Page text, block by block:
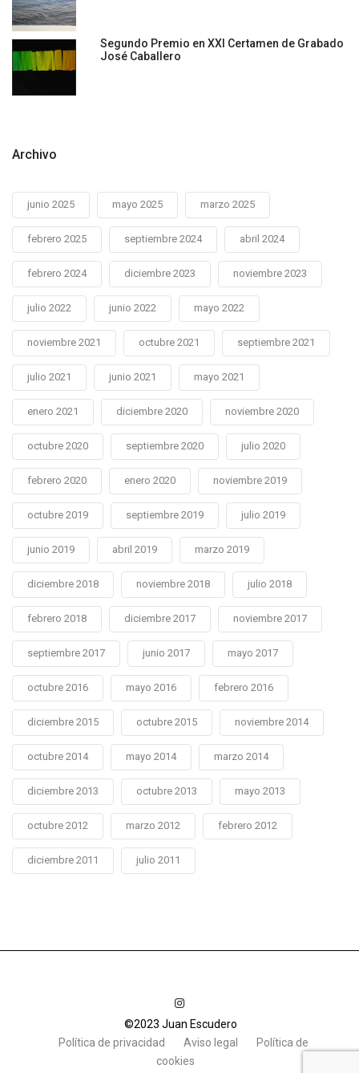
Segundo Premio en XXI Certamen de Grabado
José Caballero
Archivo
junio 2025 mayo 2025 marzo 2025
febrero 2025 septiembre 2024 abril 2024
febrero 2024 diciembre 2023 noviembre 2023
julio 2022 junio 2022 mayo 2022
noviembre 2021 octubre 2021 septiembre 2021
julio 2021 junio 2021 mayo 2021
enero 2021 diciembre 2020 noviembre 2020
octubre 2020 septiembre 2020 julio 2020
febrero 2020 enero 2020 noviembre 2019
octubre 2019 septiembre 2019 julio 2019
junio 2019 abril 2019 marzo 2019
diciembre 2018 noviembre 2018 julio 2018
febrero 2018 diciembre 2017 noviembre 2017
septiembre 2017 junio 2017 mayo 2017
octubre 2016 mayo 2016 febrero 2016
diciembre 2015 octubre 2015 noviembre 2014
octubre 2014 mayo 2014 marzo 2014
diciembre 2013 octubre 2013 mayo 2013
octubre 2012 marzo 2012 febrero 2012
diciembre 2011 julio 2011
©2023 Juan Escudero
Política de privacidad
Aviso legal
Política de
cookies